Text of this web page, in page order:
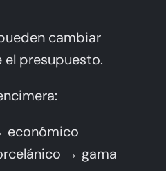
cambiar
presupuesto.
económico
→ gama